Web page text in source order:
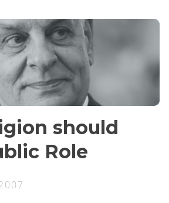
should
Role